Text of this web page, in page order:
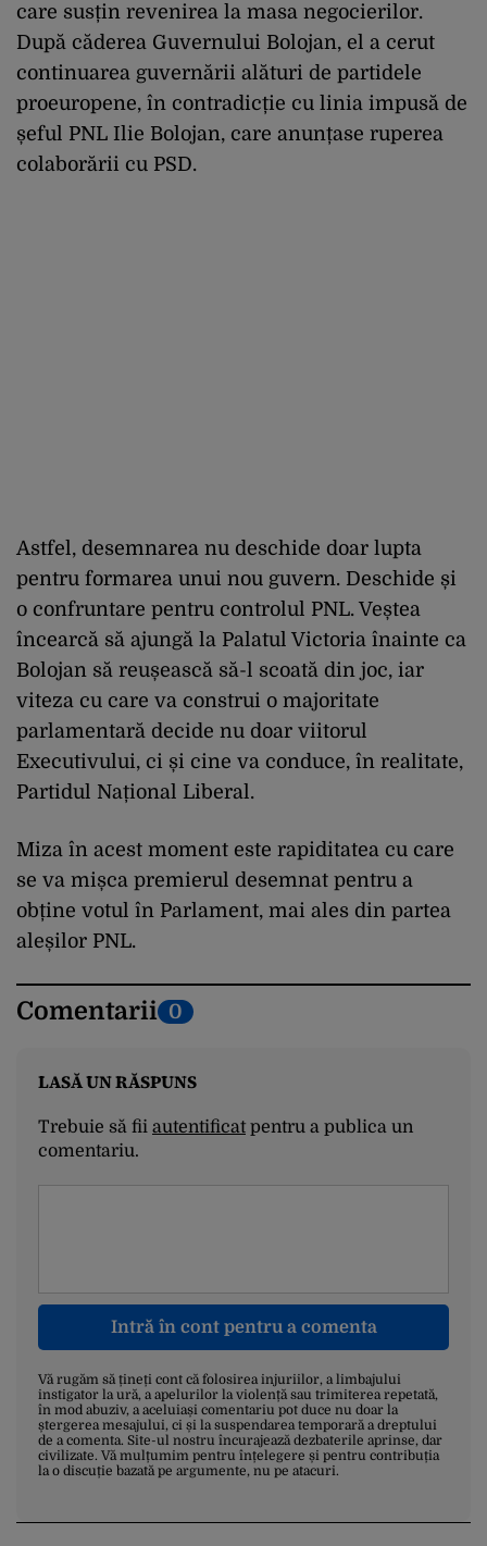
care susțin revenirea la masa negocierilor.
După căderea Guvernului Bolojan, el a cerut
continuarea guvernării alături de partidele
proeuropene, în contradicție cu linia impusă de
șeful PNL Ilie Bolojan, care anunțase ruperea
colaborării cu PSD.
Astfel, desemnarea nu deschide doar lupta
pentru formarea unui nou guvern. Deschide și
o confruntare pentru controlul PNL. Veștea
încearcă să ajungă la Palatul Victoria înainte ca
Bolojan să reușească să-l scoată din joc, iar
viteza cu care va construi o majoritate
parlamentară decide nu doar viitorul
Executivului, ci și cine va conduce, în realitate,
Partidul Național Liberal.
Miza în acest moment este rapiditatea cu care
se va mișca premierul desemnat pentru a
obține votul în Parlament, mai ales din partea
aleșilor PNL.
Comentarii 0
LASĂ UN RĂSPUNS
Trebuie să fii autentificatpentru a publica un
comentariu.
Intră în cont pentru a comenta
Vă rugăm să țineți cont că folosirea injuriilor, a limbajului
instigator la ură, a apelurilor la violență sau trimiterea repetată,
în mod abuziv, a aceluiași comentariu pot duce nu doar la
ștergerea mesajului, ci și la suspendarea temporară a dreptului
de a comenta. Site-ul nostru încurajează dezbaterile aprinse, dar
civilizate. Vă mulțumim pentru înțelegere și pentru contribuția
la o discuție bazată pe argumente, nu pe atacuri.